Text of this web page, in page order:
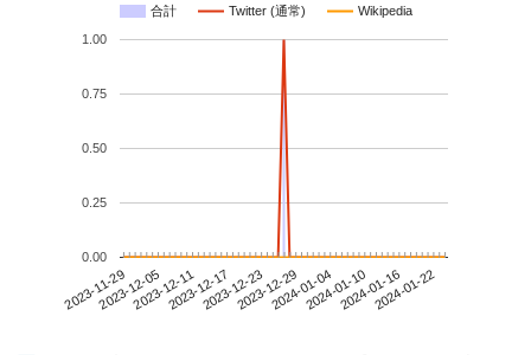
合計 Twitter (通常) Wikipedia
2023-11-292023-12-052023-12-112023-12-172023-12-232023-12-292024-01-042024-01-102024-01-162024-01-22
0.00
0.25
0.50
0.75
1.00